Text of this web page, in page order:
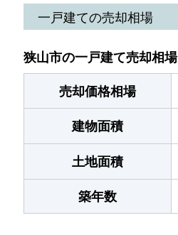
一戸建ての売却相場
狭山市の一戸建て売却相場
売却価格相場
建物面積
土地面積
築年数